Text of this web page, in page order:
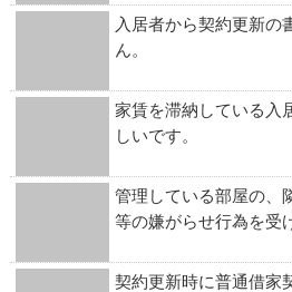
入居者から契約更新の
ん。
家賃を滞納している入
しいです。
管理している部屋の、
等の嫌がらせ行為を受
契約更新時に普通借家